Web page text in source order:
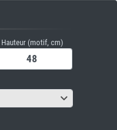
Hauteur (motif, cm)